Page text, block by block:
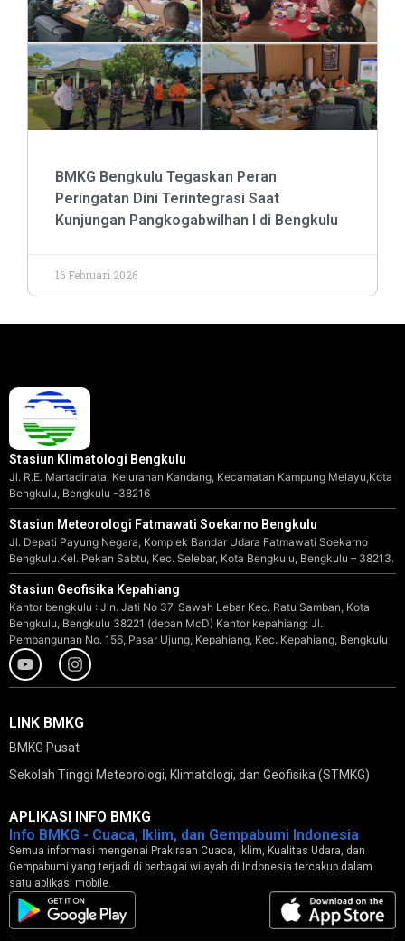
BMKG Bengkulu Tegaskan Peran
Peringatan Dini Terintegrasi Saat
Kunjungan Pangkogabwilhan I di Bengkulu
16 Februari 2026
Stasiun Klimatologi Bengkulu
Jl. R.E. Martadinata, Kelurahan Kandang, Kecamatan Kampung Melayu,Kota
Bengkulu, Bengkulu -38216
Stasiun Meteorologi Fatmawati Soekarno Bengkulu
Jl. Depati Payung Negara, Komplek Bandar Udara Fatmawati Soekarno
Bengkulu.Kel. Pekan Sabtu, Kec. Selebar, Kota Bengkulu, Bengkulu – 38213.
Stasiun Geofisika Kepahiang
Kantor bengkulu : Jln. Jati No 37, Sawah Lebar Kec. Ratu Samban, Kota
Bengkulu, Bengkulu 38221 (depan McD) Kantor kepahiang: Jl.
Pembangunan No. 156, Pasar Ujung, Kepahiang, Kec. Kepahiang, Bengkulu
LINK BMKG
BMKG Pusat
Sekolah Tinggi Meteorologi, Klimatologi, dan Geofisika (STMKG)
APLIKASI INFO BMKG
Info BMKG - Cuaca, Iklim, dan Gempabumi Indonesia
Semua informasi mengenai Prakiraan Cuaca, Iklim, Kualitas Udara, dan
Gempabumi yang terjadi di berbagai wilayah di Indonesia tercakup dalam
satu aplikasi mobile.